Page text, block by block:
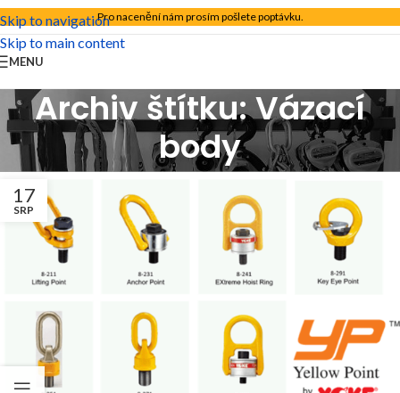
Skip to navigation
Skip to main content
Pro nacenění nám prosím pošlete poptávku.
MENU
Archiv štítku: Vázací
body
17
SRP